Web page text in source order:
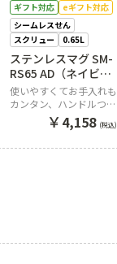
ギフト対応
eギフト対応
シームレスせん
スクリュー
0.65L
ステンレスマグ SM-
RS65 AD（ネイビ
ー）
使いやすくてお手入れも
カンタン、ハンドルつき
シリーズのステンレスマ
￥4,158 (税込)